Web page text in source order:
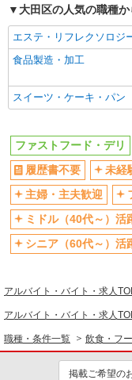
交通費支給
まかない・食事補助
制服貸与
同じ職種から求人を探
ファストフード・デリ
同じ特徴から求人を探
未経験歓迎
ミドル（40代～）活躍中
大田区の人気の職種
エステ・リフレクソロジ
食品製造・加工
スイーツ・ケーキ・パン
ファストフード・デリ
履歴書不要
未経
主婦・主夫歓迎
ミドル（40代～）活
シニア（60代～）活
アルバイト・バイト・求人
アルバイト・バイト・求人
職種・条件一覧 飲食・フ
掲載ご希望の